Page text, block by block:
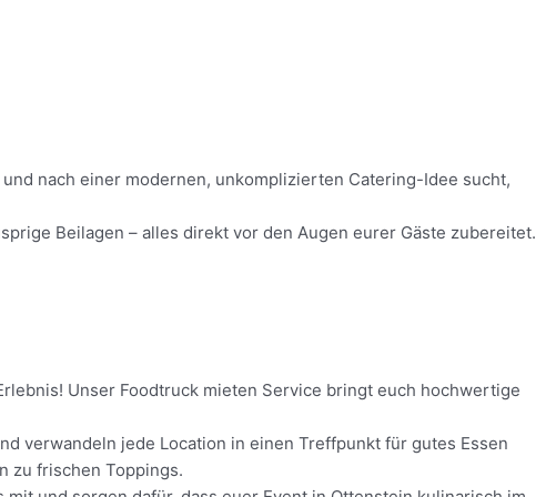
nach einer modernen, unkomplizierten Catering-Idee sucht,
Beilagen – alles direkt vor den Augen eurer Gäste zubereitet.
Unser Foodtruck mieten Service bringt euch hochwertige
verwandeln jede Location in einen Treffpunkt für gutes Essen
zu frischen Toppings.